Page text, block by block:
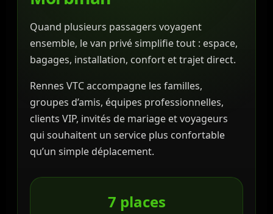
Quand plusieurs passagers voyagent
ensemble, le van privé simplifie tout : espace,
bagages, installation, confort et trajet direct.
Rennes VTC accompagne les familles,
groupes d’amis, équipes professionnelles,
clients VIP, invités de mariage et voyageurs
qui souhaitent un service plus confortable
qu’un simple déplacement.
7 places